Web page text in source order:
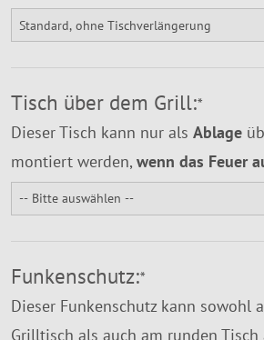
Tisch über dem Grill:*
Dieser Tisch kann nur als Ablage
montiert werden, wenn das Feuer
Funkenschutz:*
Dieser Funkenschutz kann sowohl
Grilltisch als auch am runden Tisch